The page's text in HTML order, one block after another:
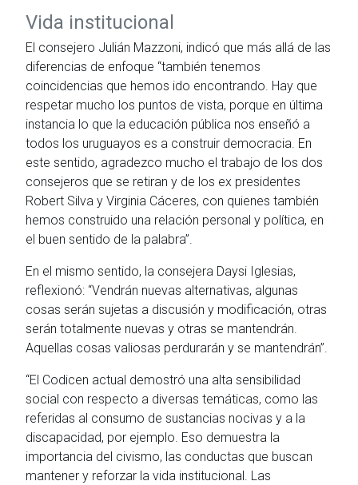
Vida institucional
El consejero Julián Mazzoni, indicó que más allá de las
diferencias de enfoque “también tenemos
coincidencias que hemos ido encontrando. Hay que
respetar mucho los puntos de vista, porque en última
instancia lo que la educación pública nos enseñó a
todos los uruguayos es a construir democracia. En
este sentido, agradezco mucho el trabajo de los dos
consejeros que se retiran y de los ex presidentes
Robert Silva y Virginia Cáceres, con quienes también
hemos construido una relación personal y política, en
el buen sentido de la palabra”.
En el mismo sentido, la consejera Daysi Iglesias,
reflexionó: “Vendrán nuevas alternativas, algunas
cosas serán sujetas a discusión y modificación, otras
serán totalmente nuevas y otras se mantendrán.
Aquellas cosas valiosas perdurarán y se mantendrán”.
“El Codicen actual demostró una alta sensibilidad
social con respecto a diversas temáticas, como las
referidas al consumo de sustancias nocivas y a la
discapacidad, por ejemplo. Eso demuestra la
importancia del civismo, las conductas que buscan
mantener y reforzar la vida institucional. Las